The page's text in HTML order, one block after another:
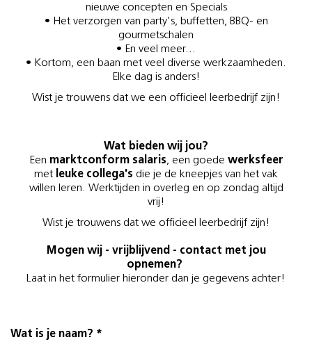
nieuwe concepten en Specials
• Het verzorgen van party's, buffetten, BBQ- en
gourmetschalen
• En veel meer...
• Kortom, een baan met veel diverse werkzaamheden.
Elke dag is anders!
Wist je trouwens dat we een officieel leerbedrijf zijn!
Wat bieden wij jou?
Een marktconform salaris, een goede werksfeer
met leuke collega's die je de kneepjes van het vak
willen leren. Werktijden in overleg en op zondag altijd
vrij!
Wist je trouwens dat we officieel leerbedrijf zijn!
Mogen wij - vrijblijvend - contact met jou
opnemen?
Laat in het formulier hieronder dan je gegevens achter!
Wat is je naam? *